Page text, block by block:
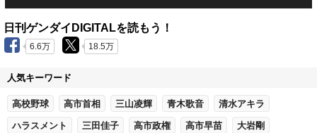
日刊ゲンダイDIGITALを読もう！
6.6万 18.5万
人気キーワード
高校野球 高市首相 三山凌輝 青木歌音 清水アキラ
ハラスメント 三田佳子 高市政権 高市早苗 大岩剛